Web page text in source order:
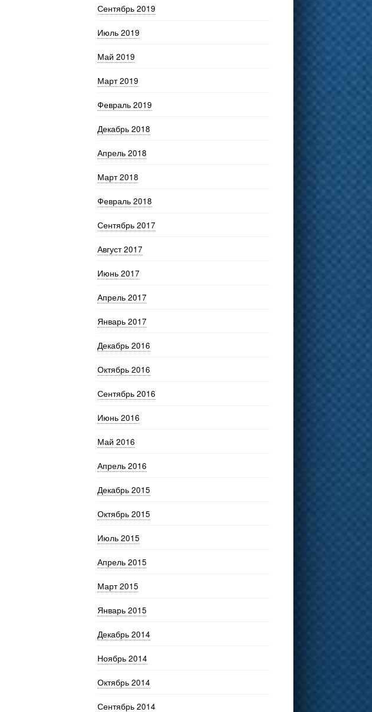
Сентябрь 2019
Июль 2019
Май 2019
Март 2019
Февраль 2019
Декабрь 2018
Апрель 2018
Март 2018
Февраль 2018
Сентябрь 2017
Август 2017
Июнь 2017
Апрель 2017
Январь 2017
Декабрь 2016
Октябрь 2016
Сентябрь 2016
Июнь 2016
Май 2016
Апрель 2016
Декабрь 2015
Октябрь 2015
Июль 2015
Апрель 2015
Март 2015
Январь 2015
Декабрь 2014
Ноябрь 2014
Октябрь 2014
Сентябрь 2014